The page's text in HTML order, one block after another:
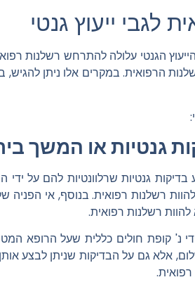
לגבי ייעוץ גנטי
הגנטי עלולה להתרחש רשלנות
הרפואית. במקרים אלו ניתן להגיש,
גנטיות או המשך
גנטיות שרלוונטיות להם על
רשלנות רפואית. בנוסף, אי הפניה של
רשלנות רפואית.
שעל הרופא
אלא גם על הבדיקות שניתן לבצע